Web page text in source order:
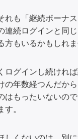
れも「継続ボーナ
連続ログインと同
方もいるかもしれま
ログインし続ければ
の年数経つんだか
はもったいないの
。